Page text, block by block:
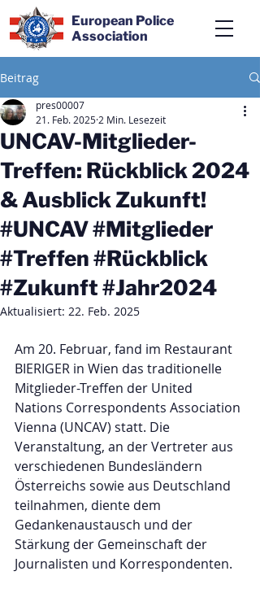
European Police
Association
Beitrag
UNCAV-Mitglieder-
Treffen: Rückblick 2024
& Ausblick Zukunft!
#UNCAV #Mitglieder
#Treffen #Rückblick
#Zukunft #Jahr2024
pres00007
21. Feb. 2025 2 Min. Lesezeit
Aktualisiert: 22. Feb. 2025
Am 20. Februar, fand im Restaurant
BIERIGER in Wien das traditionelle
Mitglieder-Treffen der United
Nations Correspondents Association
Vienna (UNCAV) statt. Die
Veranstaltung, an der Vertreter aus
verschiedenen Bundesländern
Österreichs sowie aus Deutschland
teilnahmen, diente dem
Gedankenaustausch und der
Stärkung der Gemeinschaft der
Journalisten und Korrespondenten.